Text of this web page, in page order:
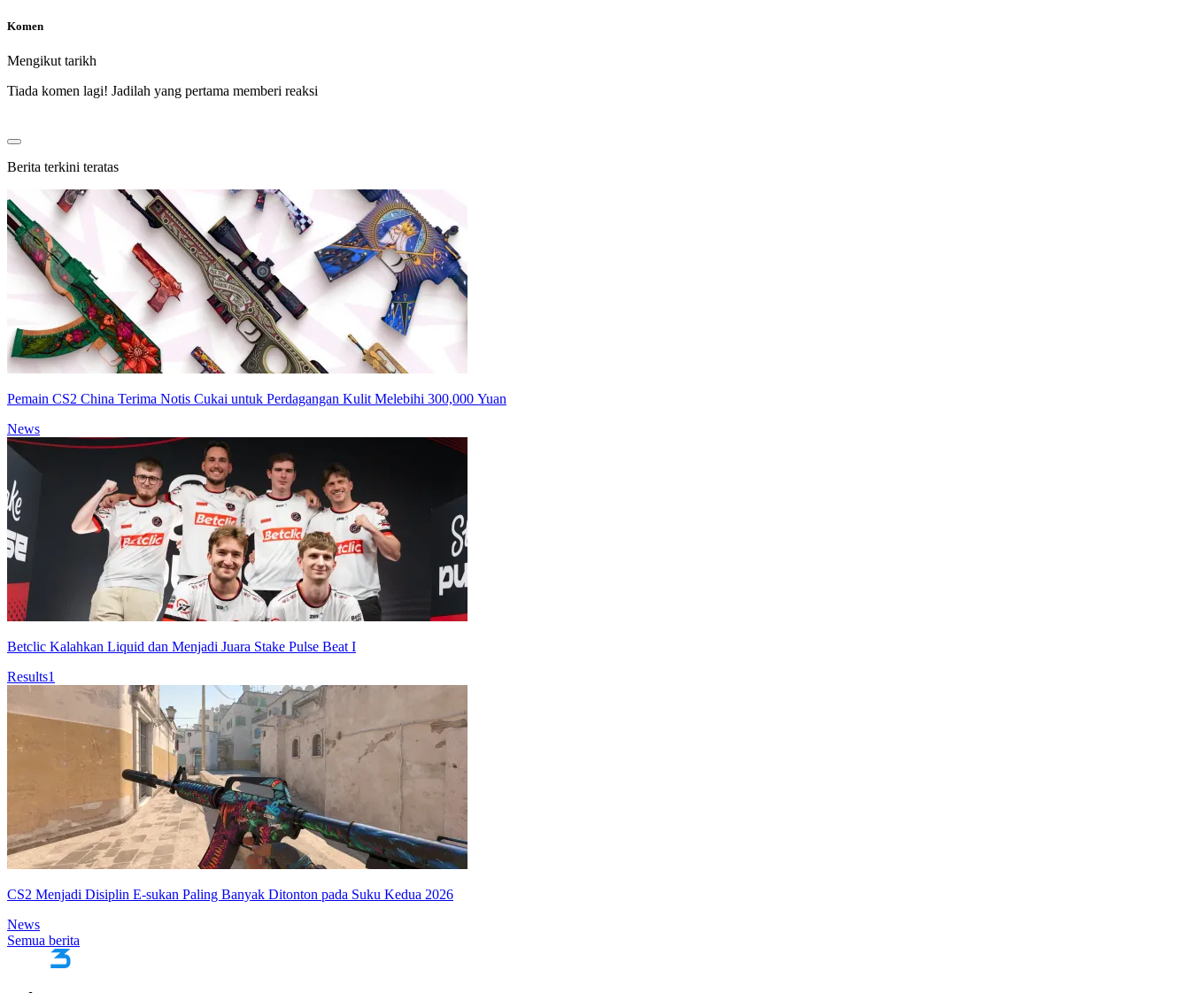
Komen
Mengikut tarikh
Tiada komen lagi! Jadilah yang pertama memberi reaksi
Berita terkini teratas
Pemain CS2 China Terima Notis Cukai untuk Perdagangan Kulit Melebihi 300,000 Yuan
News
Betclic Kalahkan Liquid dan Menjadi Juara Stake Pulse Beat I
Results1
CS2 Menjadi Disiplin E-sukan Paling Banyak Ditonton pada Suku Kedua 2026
News
Semua berita